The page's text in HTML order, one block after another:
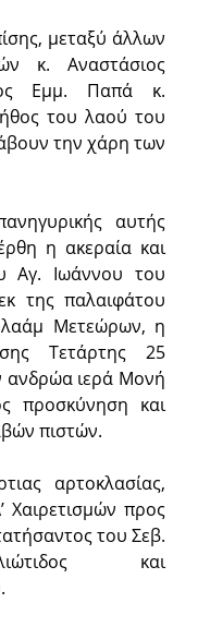
μεταξύ άλλων
κ. Αναστάσιος
Εμμ. Παπά κ.
του λαού του
την χάρη των
αυτής
η ακεραία και
Αγ. Ιωάννου του
της παλαιφάτου
Μετεώρων, η
Τετάρτης 25
ανδρώα ιερά Μονή
προσκύνηση και
πιστών.
αρτοκλασίας,
Χαιρετισμών προς
του Σεβ.
και